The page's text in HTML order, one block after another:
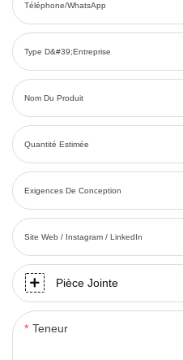
Téléphone/WhatsApp
Type D&#39;entreprise
Nom Du Produit
Quantité Estimée
Exigences De Conception
Site Web / Instagram / LinkedIn
Pièce Jointe
Teneur